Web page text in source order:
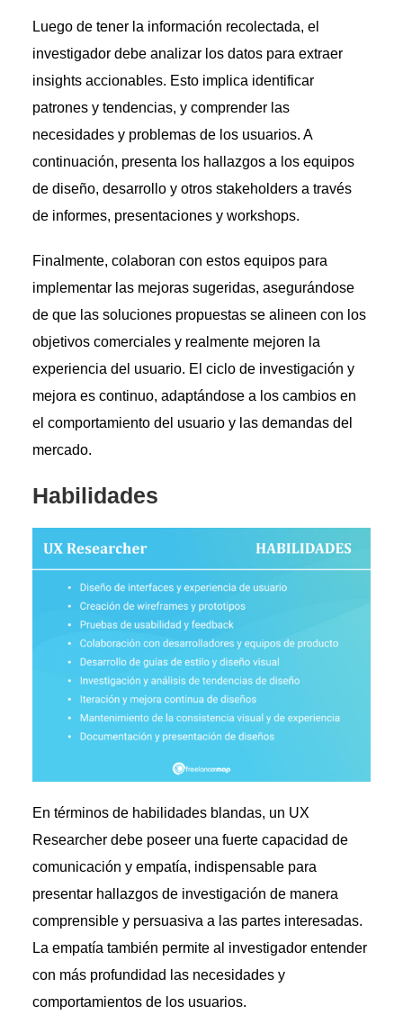
Luego de tener la información recolectada, el
investigador debe analizar los datos para extraer
insights accionables. Esto implica identificar
patrones y tendencias, y comprender las
necesidades y problemas de los usuarios. A
continuación, presenta los hallazgos a los equipos
de diseño, desarrollo y otros stakeholders a través
de informes, presentaciones y workshops.
Finalmente, colaboran con estos equipos para
implementar las mejoras sugeridas, asegurándose
de que las soluciones propuestas se alineen con los
objetivos comerciales y realmente mejoren la
experiencia del usuario. El ciclo de investigación y
mejora es continuo, adaptándose a los cambios en
el comportamiento del usuario y las demandas del
mercado.
Habilidades
En términos de habilidades blandas, un UX
Researcher debe poseer una fuerte capacidad de
comunicación y empatía, indispensable para
presentar hallazgos de investigación de manera
comprensible y persuasiva a las partes interesadas.
La empatía también permite al investigador entender
con más profundidad las necesidades y
comportamientos de los usuarios.